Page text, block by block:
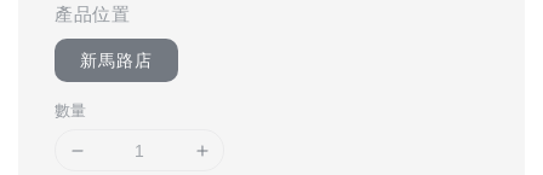
產品位置
新馬路店
數量